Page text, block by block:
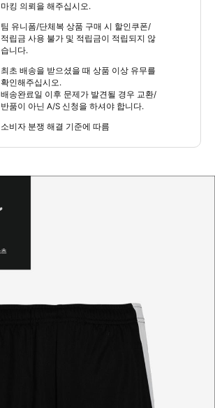
마킹 의뢰을 해주십시오.
팀 유니폼/단체복 상품 구매 시 할인쿠폰/
적립금 사용 불가 및 적립금이 적립되지 않
습니다.
최초 배송을 받으셨을 때 상품 이상 유무를
확인해주십시오.
배송완료일 이후 문제가 발견될 경우 교환/
반품이 아닌 A/S 신청을 하셔야 합니다.
소비자 분쟁 해결 기준에 따름